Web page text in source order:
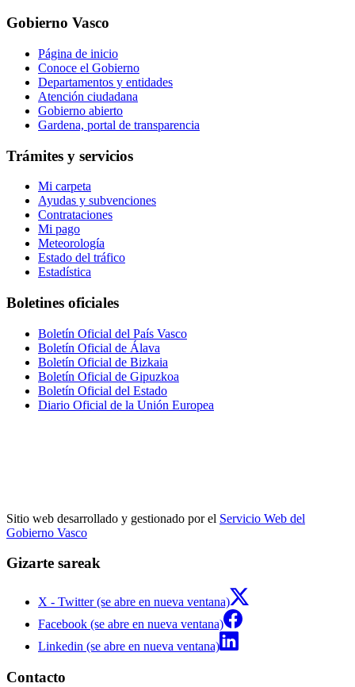
Gobierno Vasco
Página de inicio
Conoce el Gobierno
Departamentos y entidades
Atención ciudadana
Gobierno abierto
Gardena, portal de transparencia
Trámites y servicios
Mi carpeta
Ayudas y subvenciones
Contrataciones
Mi pago
Meteorología
Estado del tráfico
Estadística
Boletines oficiales
Boletín Oficial del País Vasco
Boletín Oficial de Álava
Boletín Oficial de Bizkaia
Boletín Oficial de Gipuzkoa
Boletín Oficial del Estado
Diario Oficial de la Unión Europea
Sitio web desarrollado y gestionado por el Servicio Web del
Gobierno Vasco
Gizarte sareak
X - Twitter (se abre en nueva ventana)
Facebook (se abre en nueva ventana)
Linkedin (se abre en nueva ventana)
Contacto